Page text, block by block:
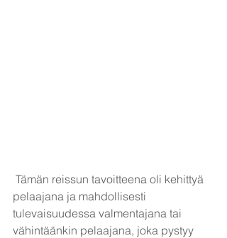
Tämän reissun tavoitteena oli kehittyä
pelaajana ja mahdollisesti
tulevaisuudessa valmentajana tai
vähintäänkin pelaajana, joka pystyy